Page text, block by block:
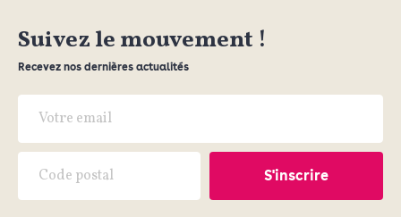
Suivez le mouvement !
Recevez nos dernières actualités